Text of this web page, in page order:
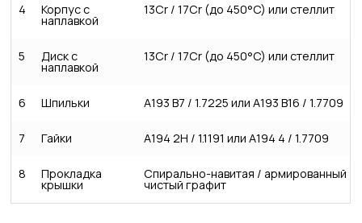
4 Корпус с
наплавкой
13Cr / 17Cr (до 450°C) или стеллит
5 Диск с
наплавкой
13Cr / 17Cr (до 450°C) или стеллит
6 Шпильки A193 B7 / 1.7225 или A193 B16 / 1.7709
7 Гайки A194 2H / 1.1191 или A194 4 / 1.7709
8 Прокладка
крышки
Спирально-навитая / армированный
чистый графит